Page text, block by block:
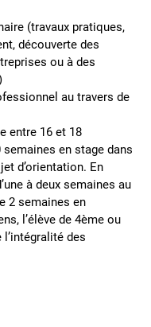
(travaux pratiques,
découverte des
ou à des
au travers de
entre 16 et 18
en stage dans
d’orientation. En
à deux semaines au
2 semaines en
l’élève de 4ème ou
des